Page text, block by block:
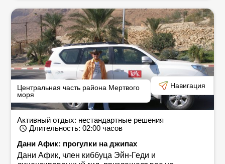
Центральная часть района Мертвого
моря
Навигация
Активный отдых: нестандартные решения
Длительность: 02:00часов
Дани Афик: прогулки на джипах
Дани Афик, член киббуца Эйн-Геди и